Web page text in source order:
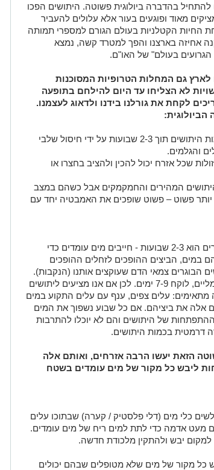
בהדברה ביולוגית פשוטה. היתושים הפכו
מאוד ופוגעים בעור אלא עלולים להעביר
החיות הקטלניות בעולם הגורם למספרי תמותה
אחיזה בארצנו והפך למטרד קשה, נמצא
בעולם" של האו"ם.
לארץ גם המחלות הטרופיות המסוכנות
לא הצליחו עד היום להילחם בתופעה
לקחת את גורלנו בידנו ולדאוג לעצמנו.
המטרה: הורדה משמעותית בכמות היתושים תוך 2-3 שבועות על ידי חיסול שלבי
והגלמים.
שכל אזרח יכול להכין ולהציב בחצרו או
המהירים והחמקמקים אבל כשהם במצב
פשוט – פשוט שופכים את האמבטיה יחד עם
היתושים, אשר אורך חייהם כבוגרים הוא 2-3 שבועות - חייבים מים עומדים כדי
במים, הביצים ההופכים לזחלים ההופכים
הבוגרים צמאי הדם שעוקצים אותנו (הנקבות).
כל התהליך הזה, בתנאים אופטימליים, לוקח 7-9 ימים. לכן אם אנו מציעים ליתושים
מתאימים: עלים צפים, ענף עם עלים התקוע במים
אלה את ביציהם. אם כל שבוע נשפוך את המים
של היתושים והם לא יוכלו להתרבות
הזאת יעשו הרבה אזרחים, ואותם אלה
ליבש כל מקור של מים עומדים בשטח
כלי מים (דלי פלסטיק / קערה) שבתוכו עלים
מעט אדמה כדי לתת למים ריח של מים עומדים.
יבש ולהתקין מלכודת חדשה.
כל מקור של מים שלא מטופלים שבהם יכולים